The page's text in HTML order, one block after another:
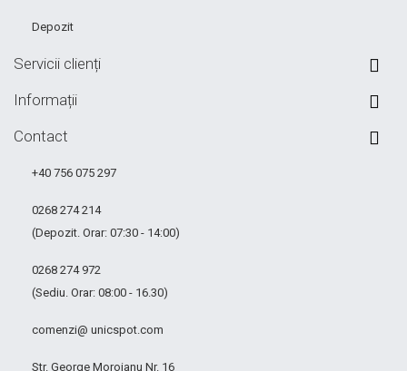
Depozit
Servicii clienți
Informații
Contact
+40 756 075 297
0268 274 214
(Depozit. Orar: 07:30 - 14:00)
0268 274 972
(Sediu. Orar: 08:00 - 16.30)
comenzi@ unicspot.com
Str. George Moroianu Nr. 16